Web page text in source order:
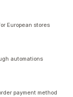
European stores
automations
payment method